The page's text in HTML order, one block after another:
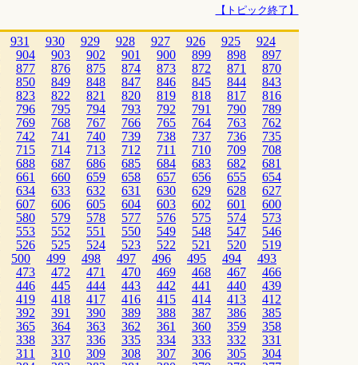
【トピック終了】
931 930 929 928 927 926 925
924
904 903 902 901 900 899 898
897
877 876 875 874 873 872 871
870
850 849 848 847 846 845 844
843
823 822 821 820 819 818 817
816
796 795 794 793 792 791 790
789
769 768 767 766 765 764 763
762
742 741 740 739 738 737 736
735
715 714 713 712 711 710 709
708
688 687 686 685 684 683 682
681
661 660 659 658 657 656 655
654
634 633 632 631 630 629 628
627
607 606 605 604 603 602 601
600
580 579 578 577 576 575 574
573
553 552 551 550 549 548 547
546
526 525 524 523 522 521 520
519
500 499 498 497 496 495 494
493
473 472 471 470 469 468 467
466
446 445 444 443 442 441 440
439
419 418 417 416 415 414 413
412
392 391 390 389 388 387 386
385
365 364 363 362 361 360 359
358
338 337 336 335 334 333 332
331
311 310 309 308 307 306 305
304